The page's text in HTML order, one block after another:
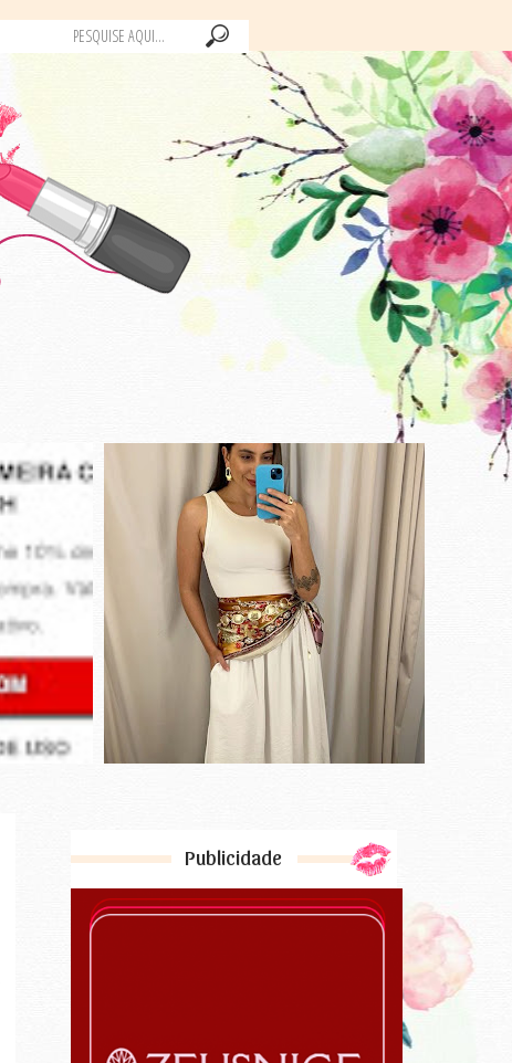
Publicidade